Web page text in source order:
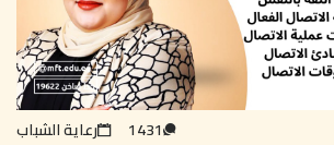
رعاية الشباب 1431